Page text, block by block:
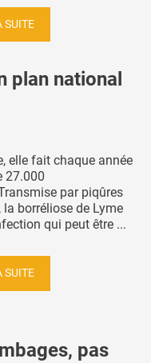
SUITE
plan national
elle fait chaque année
27.000
par piqûres
la borréliose de Lyme
qui peut être ...
SUITE
pas